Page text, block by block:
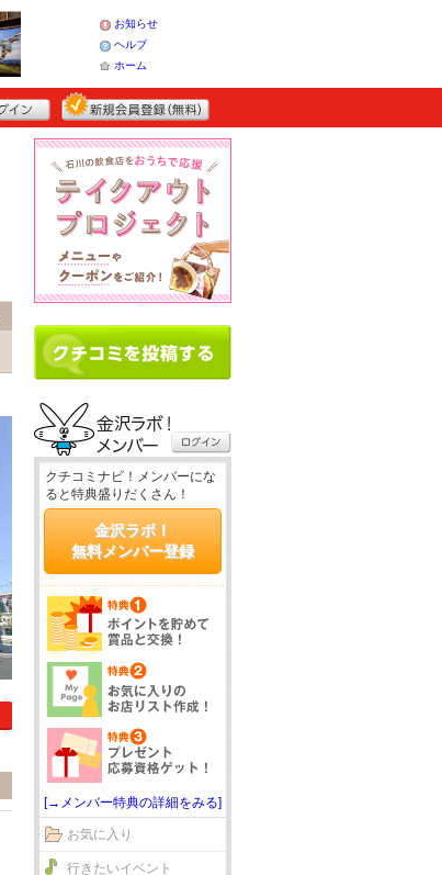
お知らせ
ヘルプ
ホーム
クチコミナビ！メンバーにな
ると特典盛りだくさん！
金沢ラボ！
無料メンバー登録
[→メンバー特典の詳細をみる]
お気に入り
行きたいイベント